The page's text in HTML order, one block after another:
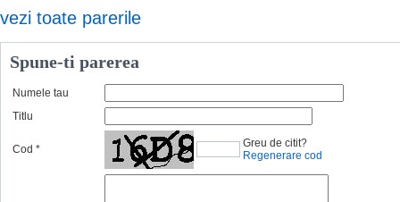
vezi toate parerile
Spune-ti parerea
Numele tau
Titlu
Cod *
Greu de citit?
Regenerare cod